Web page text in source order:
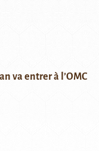
va entrer à l’OMC